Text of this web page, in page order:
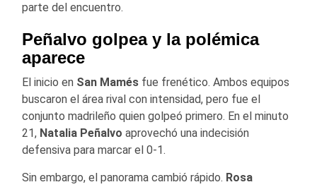
parte del encuentro.
Peñalvo golpea y la polémica
aparece
El inicio en San Mamés fue frenético. Ambos equipos
buscaron el área rival con intensidad, pero fue el
conjunto madrileño quien golpeó primero. En el minuto
21, Natalia Peñalvo aprovechó una indecisión
defensiva para marcar el 0-1.
Sin embargo, el panorama cambió rápido. Rosa